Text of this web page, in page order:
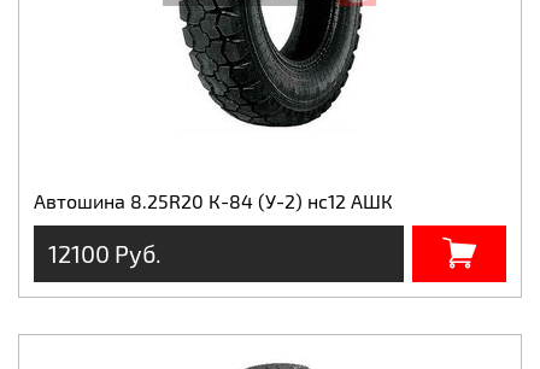
Автошина 8.25R20 К-84 (У-2) нс12 АШК
12100 Руб.